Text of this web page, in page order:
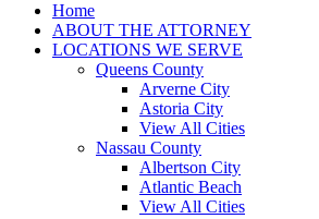
Home
ABOUT THE ATTORNEY
LOCATIONS WE SERVE
Queens County
Arverne City
Astoria City
View All Cities
Nassau County
Albertson City
Atlantic Beach
View All Cities